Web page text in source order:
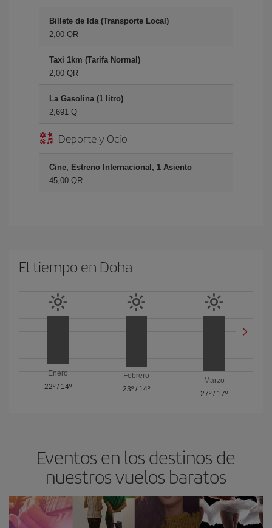
Billete de Ida (Transporte Local)
2,00 QR
Taxi 1km (Tarifa Normal)
2,00 QR
La Gasolina (1 litro)
2,691 Q
Deporte y Ocio
Cine, Estreno Internacional, 1 Asiento
45,00 QR
El tiempo en Doha
Enero
22º/ 14º
Febrero
23º/ 14º
Marzo
27º / 17º
Eventos en los destinos de
nuestros vuelos baratos